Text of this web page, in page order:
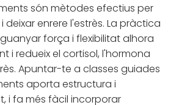
són mètodes efectius per
deixar enrere l'estrès. La pràctica
força i flexibilitat alhora
i redueix el cortisol, l'hormona
Apuntar-te a classes guiades
aporta estructura i
i fa més fàcil incorporar